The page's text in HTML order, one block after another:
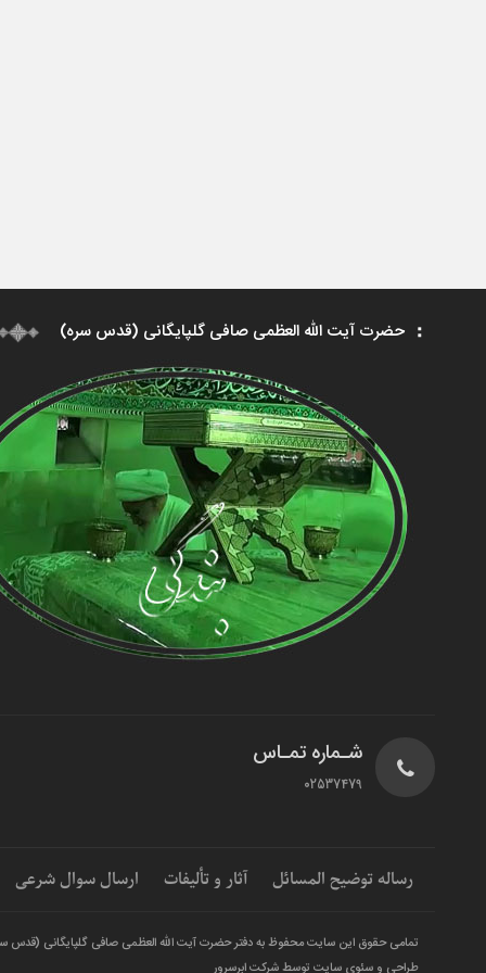
حضرت آیت الله العظمی صافی گلپایگانی (قدس سره)
شـماره تمـاس
02537479
رساله توضیح المسائل آثار و تألیفات ارسال سوال شرعی
تمامی حقوق این سایت محفوظ به دفتر حضرت آیت الله العظمی صافی گلپایگانی (قدس
طراحی و سئوی سایت توسط شرکت ابرسرور